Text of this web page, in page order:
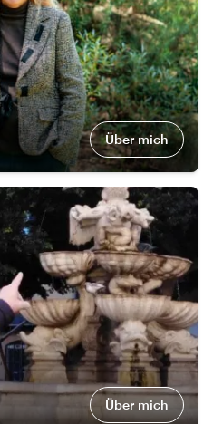
Über mich
Über mich